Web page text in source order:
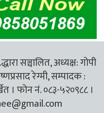
सञ्चालित, अध्यक्ष: गोपी
रेग्मी, सम्पादक :
। फोन नं. ०८३-५२०९८८ ।